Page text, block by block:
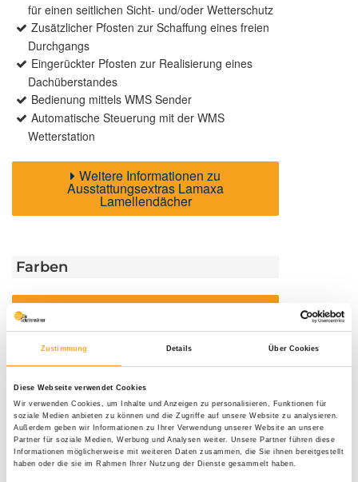
Zustimmung Details Über Cookies
Diese Webseite verwendet Cookies
Wir verwenden Cookies, um Inhalte und Anzeigen zu personalisieren, Funktionen für
soziale Medien anbieten zu können und die Zugriffe auf unsere Website zu analysieren.
Außerdem geben wir Informationen zu Ihrer Verwendung unserer Website an unsere
Partner für soziale Medien, Werbung und Analysen weiter. Unsere Partner führen diese
Informationen möglicherweise mit weiteren Daten zusammen, die Sie ihnen bereitgestellt
haben oder die sie im Rahmen Ihrer Nutzung der Dienste gesammelt haben.
für einen seitlichen Sicht- und/oder Wetterschutz
Zusätzlicher Pfosten zur Schaffung eines freien
Durchgangs
Eingerückter Pfosten zur Realisierung eines
Dachüberstandes
Bedienung mittels WMS Sender
Automatische Steuerung mit der WMS
Wetterstation
Weitere Informationen zu
Ausstattungsextras Lamaxa
Lamellendächer
Farben
Weitere Informationen
Das könnte Sie auch interessieren